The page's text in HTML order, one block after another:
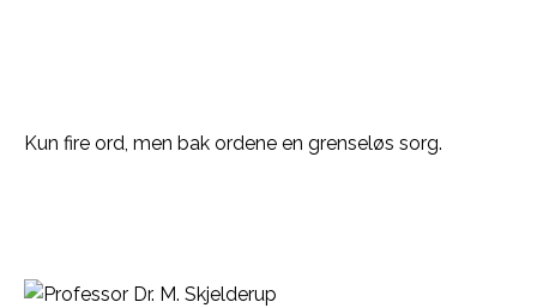
Kun fire ord, men bak ordene en grenseløs sorg.